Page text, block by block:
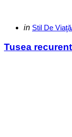
Categories
Posted
in Stil De
Tusea